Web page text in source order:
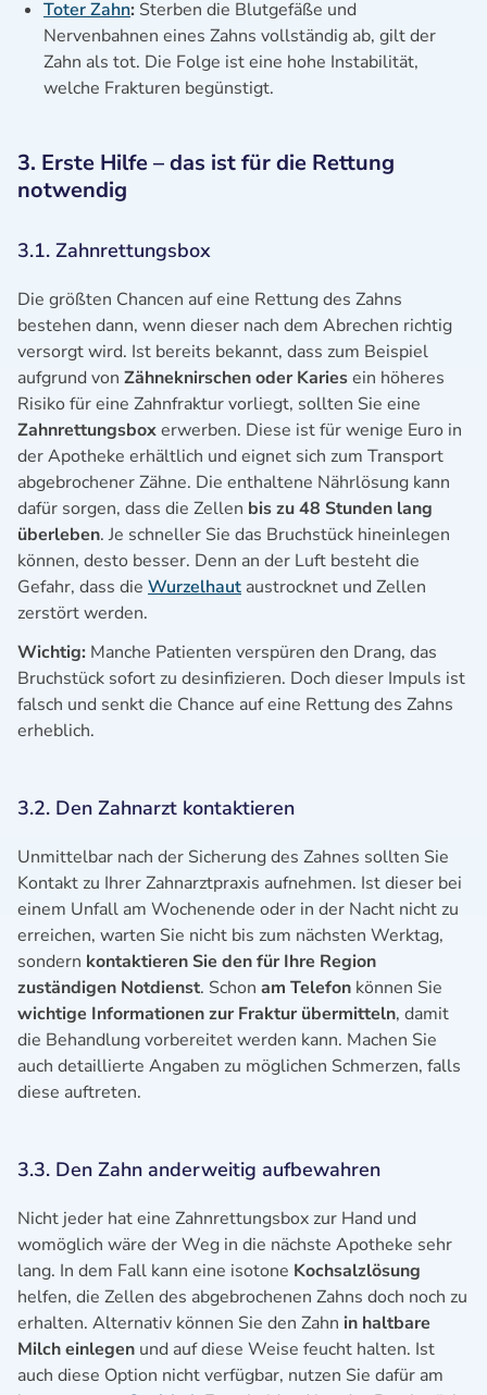
Toter Zahn: Sterben die Blutgefäße und
Nervenbahnen eines Zahns vollständig ab, gilt der
Zahn als tot. Die Folge ist eine hohe Instabilität,
welche Frakturen begünstigt.
3. Erste Hilfe – das ist für die Rettung
notwendig
3.1. Zahnrettungsbox
Die größten Chancen auf eine Rettung des Zahns
bestehen dann, wenn dieser nach dem Abrechen richtig
versorgt wird. Ist bereits bekannt, dass zum Beispiel
aufgrund von Zähneknirschen oder Kariesein höheres
Risiko für eine Zahnfraktur vorliegt, sollten Sie eine
Zahnrettungsboxerwerben. Diese ist für wenige Euro in
der Apotheke erhältlich und eignet sich zum Transport
abgebrochener Zähne. Die enthaltene Nährlösung kann
dafür sorgen, dass die Zellen bis zu 48 Stunden lang
überleben. Je schneller Sie das Bruchstück hineinlegen
können, desto besser. Denn an der Luft besteht die
Gefahr, dass die Wurzelhaut austrocknet und Zellen
zerstört werden.
Wichtig: Manche Patienten verspüren den Drang, das
Bruchstück sofort zu desinfizieren. Doch dieser Impuls ist
falsch und senkt die Chance auf eine Rettung des Zahns
erheblich.
3.2. Den Zahnarzt kontaktieren
Unmittelbar nach der Sicherung des Zahnes sollten Sie
Kontakt zu Ihrer Zahnarztpraxis aufnehmen. Ist dieser bei
einem Unfall am Wochenende oder in der Nacht nicht zu
erreichen, warten Sie nicht bis zum nächsten Werktag,
sondern kontaktieren Sie den für Ihre Region
zuständigen Notdienst. Schon am Telefon können Sie
wichtige Informationen zur Fraktur übermitteln, damit
die Behandlung vorbereitet werden kann. Machen Sie
auch detaillierte Angaben zu möglichen Schmerzen, falls
diese auftreten.
3.3. Den Zahn anderweitig aufbewahren
Nicht jeder hat eine Zahnrettungsbox zur Hand und
womöglich wäre der Weg in die nächste Apotheke sehr
lang. In dem Fall kann eine isotone Kochsalzlösung
helfen, die Zellen des abgebrochenen Zahns doch noch zu
erhalten. Alternativ können Sie den Zahn in haltbare
Milch einlegen und auf diese Weise feucht halten. Ist
auch diese Option nicht verfügbar, nutzen Sie dafür am